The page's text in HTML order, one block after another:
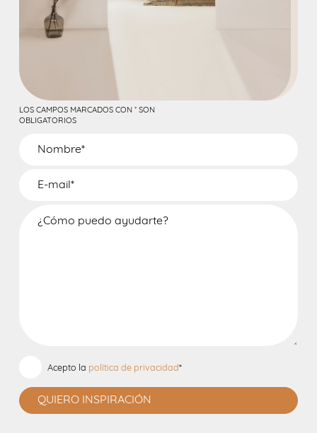
LOS CAMPOS MARCADOS CON *SON
OBLIGATORIOS
Acepto la política de privacidad*